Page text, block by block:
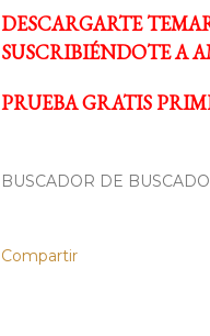
DESCARGARTE
SUSCRIBIÉNDOTE A
PRUEBA GRATIS
BUSCADOR DE
Compartir